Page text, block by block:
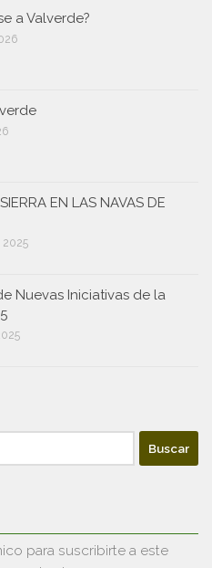
a Valverde?
EN LAS NAVAS DE
2025
Nuevas Iniciativas de la
para suscribirte a este